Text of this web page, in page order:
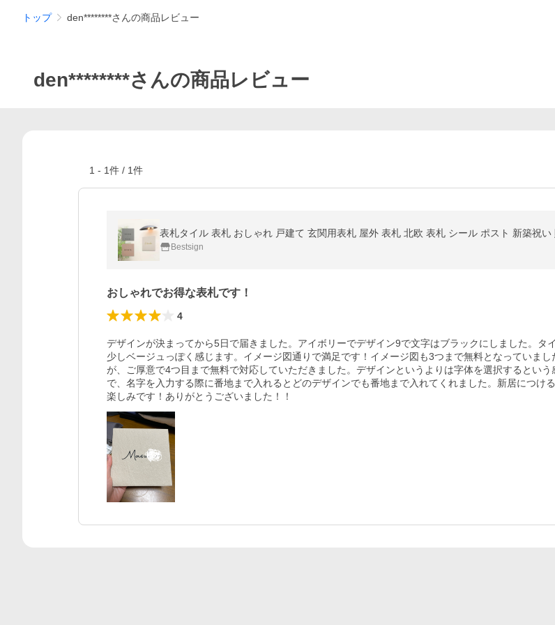
トップ den********さんの商品レビュー
den********さんの商品レビュー
1 - 1件 / 1件
表札タイル 表札 おしゃれ 戸建て 玄関用表札 屋外 表札 北欧 表札 シール ポスト 新築祝
Bestsign
おしゃれでお得な表札です！
4
デザインが決まってから5日で届きました。アイボリーでデザイン9で文字はブラックにしました。タ
少しベージュっぽく感じます。イメージ図通りで満足です！イメージ図も3つまで無料となっていまし
が、ご厚意で4つ目まで無料で対応していただきました。デザインというよりは字体を選択するという
で、名字を入力する際に番地まで入れるとどのデザインでも番地まで入れてくれました。新居につけ
楽しみです！ありがとうございました！！